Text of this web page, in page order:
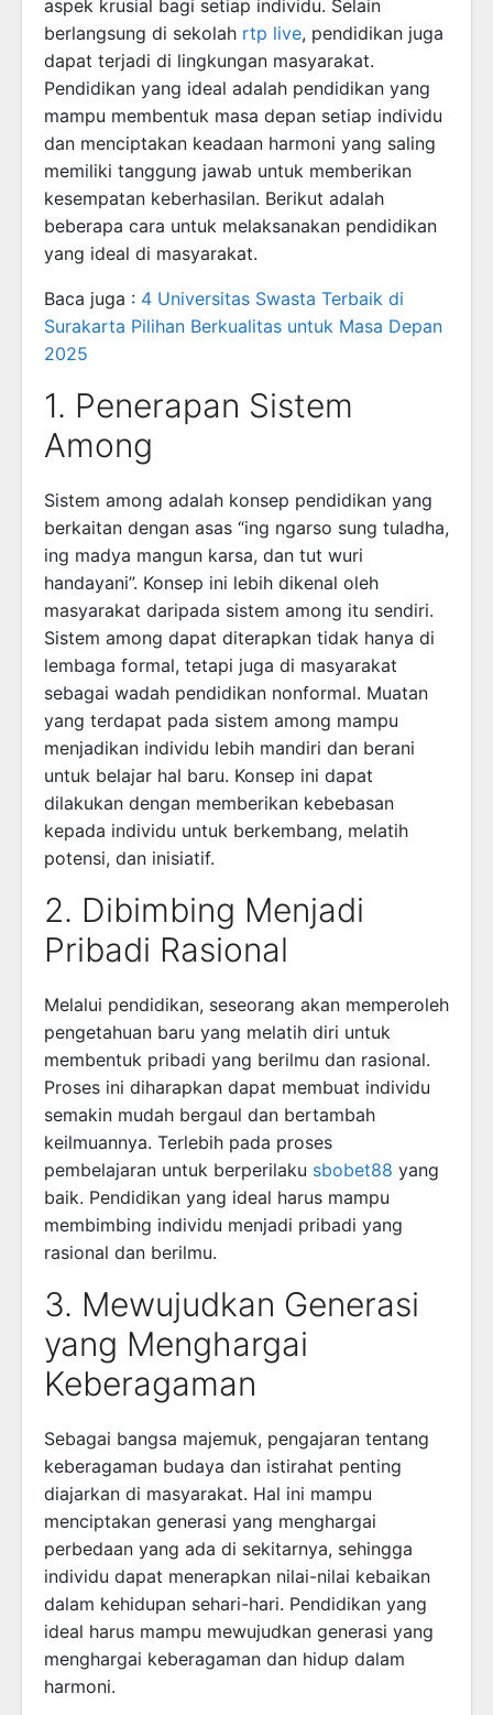
aspek krusial bagi setiap individu. Selain
berlangsung di sekolah rtp live, pendidikan juga
dapat terjadi di lingkungan masyarakat.
Pendidikan yang ideal adalah pendidikan yang
mampu membentuk masa depan setiap individu
dan menciptakan keadaan harmoni yang saling
memiliki tanggung jawab untuk memberikan
kesempatan keberhasilan. Berikut adalah
beberapa cara untuk melaksanakan pendidikan
yang ideal di masyarakat.
Baca juga : 4 Universitas Swasta Terbaik di
Surakarta Pilihan Berkualitas untuk Masa Depan
2025
1. Penerapan Sistem
Among
Sistem among adalah konsep pendidikan yang
berkaitan dengan asas “ing ngarso sung tuladha,
ing madya mangun karsa, dan tut wuri
handayani”. Konsep ini lebih dikenal oleh
masyarakat daripada sistem among itu sendiri.
Sistem among dapat diterapkan tidak hanya di
lembaga formal, tetapi juga di masyarakat
sebagai wadah pendidikan nonformal. Muatan
yang terdapat pada sistem among mampu
menjadikan individu lebih mandiri dan berani
untuk belajar hal baru. Konsep ini dapat
dilakukan dengan memberikan kebebasan
kepada individu untuk berkembang, melatih
potensi, dan inisiatif.
2. Dibimbing Menjadi
Pribadi Rasional
Melalui pendidikan, seseorang akan memperoleh
pengetahuan baru yang melatih diri untuk
membentuk pribadi yang berilmu dan rasional.
Proses ini diharapkan dapat membuat individu
semakin mudah bergaul dan bertambah
keilmuannya. Terlebih pada proses
pembelajaran untuk berperilaku sbobet88 yang
baik. Pendidikan yang ideal harus mampu
membimbing individu menjadi pribadi yang
rasional dan berilmu.
3. Mewujudkan Generasi
yang Menghargai
Keberagaman
Sebagai bangsa majemuk, pengajaran tentang
keberagaman budaya dan istirahat penting
diajarkan di masyarakat. Hal ini mampu
menciptakan generasi yang menghargai
perbedaan yang ada di sekitarnya, sehingga
individu dapat menerapkan nilai-nilai kebaikan
dalam kehidupan sehari-hari. Pendidikan yang
ideal harus mampu mewujudkan generasi yang
menghargai keberagaman dan hidup dalam
harmoni.